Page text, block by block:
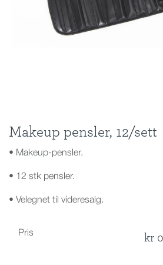
Makeup pensler, 12/sett
• Makeup-pensler.
• 12 stk pensler.
• Velegnet til videresalg.
Pris kr